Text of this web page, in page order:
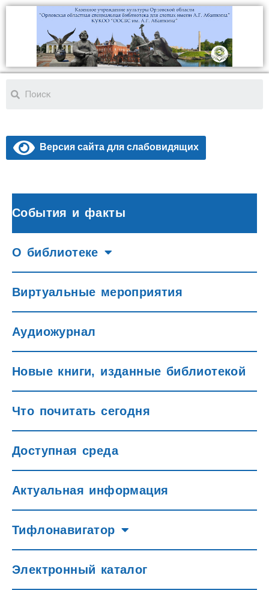
Версия сайта для слабовидящих
События и факты
О библиотеке
Виртуальные мероприятия
Аудиожурнал
Новые книги, изданные библиотекой
Что почитать сегодня
Доступная среда
Актуальная информация
Тифлонавигатор
Электронный каталог